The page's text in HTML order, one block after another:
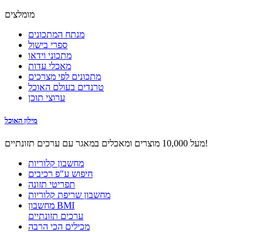
מומלצים
מנתח המתכונים
ספרי בישול
מתכוני וידאו
מאכלי עדות
מתכונים לפי מצרכים
טרנדים בעולם האוכל
ערוצי תוכן
מילון האוכל
מעל 10,000 מוצרים ומאכלים במאגר עם ערכים תזונתיים!
מחשבון קלוריות
חיפוש ע"פ רכיבים
תפריטי תזונה
מחשבון שריפת קלוריות
מחשבון BMI
ערכים תזונתיים
מכילים הכי הרבה